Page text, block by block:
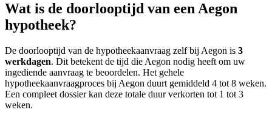
Wat is de doorlooptijd van een Aegon
hypotheek?
De doorlooptijd van de hypotheekaanvraag zelf bij Aegon is 3
werkdagen. Dit betekent de tijd die Aegon nodig heeft om uw
ingediende aanvraag te beoordelen. Het gehele
hypotheekaanvraagproces bij Aegon duurt gemiddeld 4 tot 8 weken.
Een compleet dossier kan deze totale duur verkorten tot 1 tot 3
weken.